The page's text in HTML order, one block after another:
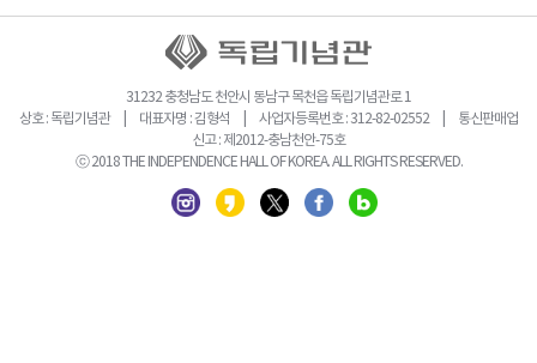
31232 충청남도 천안시 동남구 목천읍 독립기념관로 1
상호 : 독립기념관 | 대표자명 : 김형석 | 사업자등록번호 : 312-82-02552 | 통신판매업
신고 : 제2012-충남천안-75호
ⓒ 2018 THE INDEPENDENCE HALL OF KOREA. ALL RIGHTS RESERVED.